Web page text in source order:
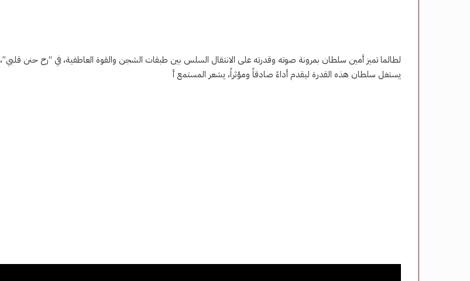
لطالما تميز أمين سلطان بمرونة صوته وقدرته على الانتقال السلس بين طبقات الشجن والقوة العاطفية، في “رح حنن قلبي”،
يستغل سلطان هذه القدرة ليقدم أداءً صادقاً ومؤثراً، يشعر المستمع أ